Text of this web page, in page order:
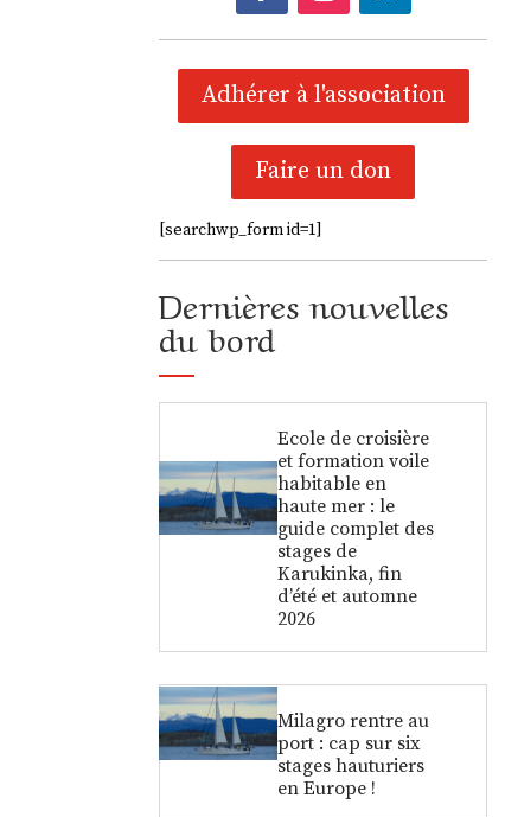
Adhérer à l'association
Faire un don
[searchwp_form id=1]
Dernières nouvelles
du bord
Ecole de croisière
et formation voile
habitable en
haute mer : le
guide complet des
stages de
Karukinka, fin
d’été et automne
2026
Milagro rentre au
port : cap sur six
stages hauturiers
en Europe !